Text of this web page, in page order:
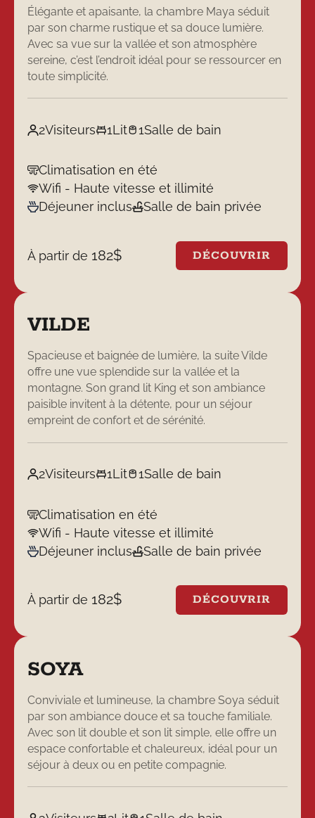
Élégante et apaisante, la chambre Maya séduit
par son charme rustique et sa douce lumière.
Avec sa vue sur la vallée et son atmosphère
sereine, c’est l’endroit idéal pour se ressourcer en
toute simplicité.
2Visiteurs 1Lit 1Salle de bain
Climatisation en été
Wifi - Haute vitesse et illimité
Déjeuner inclus
Salle de bain privée
À partir de 182$ DÉCOUVRIR
VILDE
Spacieuse et baignée de lumière, la suite Vilde
offre une vue splendide sur la vallée et la
montagne. Son grand lit King et son ambiance
paisible invitent à la détente, pour un séjour
empreint de confort et de sérénité.
2Visiteurs 1Lit 1Salle de bain
Climatisation en été
Wifi - Haute vitesse et illimité
Déjeuner inclus
Salle de bain privée
À partir de 182$ DÉCOUVRIR
SOYA
Conviviale et lumineuse, la chambre Soya séduit
par son ambiance douce et sa touche familiale.
Avec son lit double et son lit simple, elle offre un
espace confortable et chaleureux, idéal pour un
séjour à deux ou en petite compagnie.